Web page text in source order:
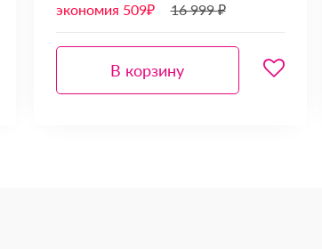
экономия 509₽ 16 999 ₽
В корзину